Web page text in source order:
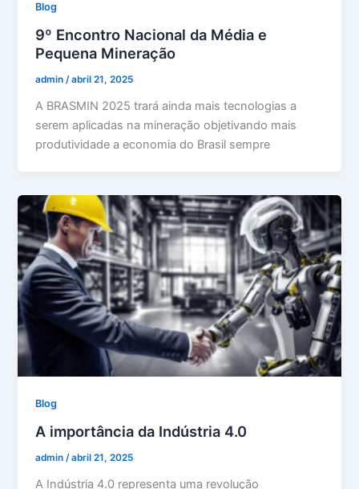
Blog
9º Encontro Nacional da Média e
Pequena Mineração
admin/abril 21, 2025
A BRASMIN 2025 trará ainda mais tecnologias a
serem aplicadas na mineração objetivando mais
produtividade a economia do Brasil sempre
Blog
A importância da Indústria 4.0
admin/abril 21, 2025
A Indústria 4.0 representa uma revolução